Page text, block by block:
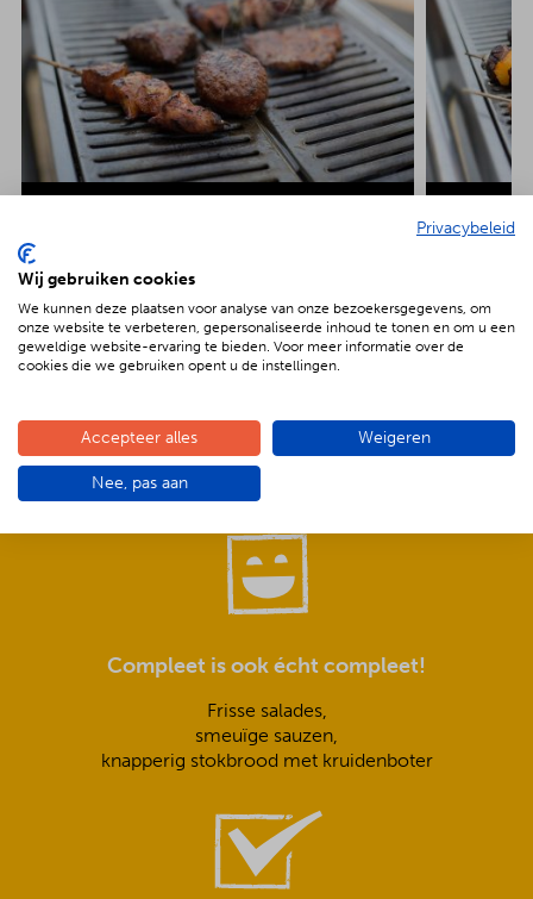
Kipsaté Biefstuk Shaslick Spare ribs
Barbecue
De voordelen van BBQenzo.nl
Compleet is ook écht compleet!
Frisse salades,
smeuïge sauzen,
knapperig stokbrood met kruidenboter
Privacybeleid
Wij gebruiken cookies
We kunnen deze plaatsen voor analyse van onze bezoekersgegevens, om
onze website te verbeteren, gepersonaliseerde inhoud te tonen en om u een
geweldige website-ervaring te bieden. Voor meer informatie over de
cookies die we gebruiken opent u de instellingen.
Accepteer alles Weigeren
Nee, pas aan